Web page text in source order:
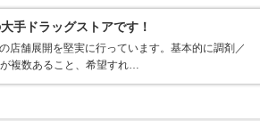
手ドラッグストアです！
店舗展開を堅実に行っています。基本的に調剤／
複数あること、希望すれ…